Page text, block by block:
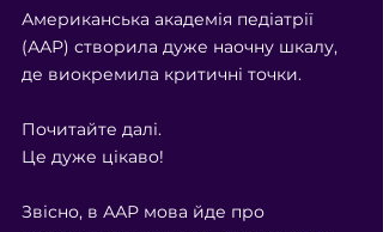
Американська академія педіатрії
(ААР) створила дуже наочну шкалу,
де виокремила критичні точки.
Почитайте далі.
Це дуже цікаво!
Звісно, в ААР мова йде про